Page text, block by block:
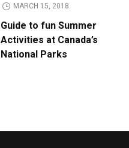
MARCH 15, 2018
Guide to fun Summer
Activities at Canada’s
National Parks